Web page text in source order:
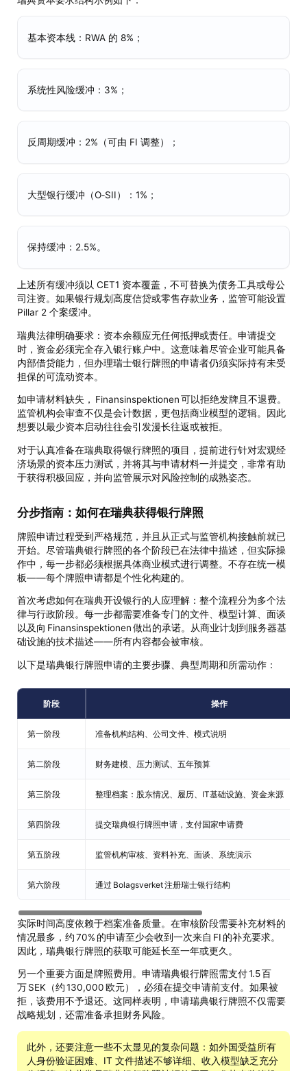
基本资本线：RWA 的 8%；
系统性风险缓冲：3%；
反周期缓冲：2%（可由 FI 调整）；
大型银行缓冲（O‑SII）：1%；
保持缓冲：2.5%。
上述所有缓冲须以 CET1 资本覆盖，不可替换为债务工具或母公
司注资。如果银行规划高度信贷或零售存款业务，监管可能设置
Pillar 2 个案缓冲。
瑞典法律明确要求：资本余额应无任何抵押或责任。申请提交
时，资金必须完全存入银行账户中。这意味着尽管企业可能具备
内部借贷能力，但办理瑞士银行牌照的申请者仍须实际持有未受
担保的可流动资本。
如申请材料缺失， Finansinspektionen 可以拒绝发牌且不退费。
监管机构会审查不仅是会计数据，更包括商业模型的逻辑。因此
想要以最少资本启动往往会引发漫长往返或被拒。
对于认真准备在瑞典取得银行牌照的项目，提前进行针对宏观经
济场景的资本压力测试，并将其与申请材料一并提交，非常有助
于获得积极回应，并向监管展示对风险控制的成熟姿态。
分步指南：如何在瑞典获得银行牌照
牌照申请过程受到严格规范，并且从正式与监管机构接触前就已
开始。尽管瑞典银行牌照的各个阶段已在法律中描述，但实际操
作中，每一步都必须根据具体商业模式进行调整。不存在统一模
板——每个牌照申请都是个性化构建的。
首次考虑如何在瑞典开设银行的人应理解：整个流程分为多个法
律与行政阶段。每一步都需要准备专门的文件、模型计算、面谈
以及向 Finansinspektionen 做出的承诺。从商业计划到服务器基
础设施的技术描述——所有内容都会被审核。
以下是瑞典银行牌照申请的主要步骤、典型周期和所需动作：
阶段 操作
第一阶段 准备机构结构、公司文件、模式说明
第二阶段 财务建模、压力测试、五年预算
第三阶段 整理档案：股东情况、履历、IT基础设施、资金来源
第四阶段 提交瑞典银行牌照申请，支付国家申请费
第五阶段 监管机构审核、资料补充、面谈、系统演示
第六阶段 通过 Bolagsverket 注册瑞士银行结构
实际时间高度依赖于档案准备质量。在审核阶段需要补充材料的
情况最多，约 70% 的申请至少会收到一次来自 FI 的补充要求。
因此，瑞典银行牌照的获取可能延长至一年或更久。
另一个重要方面是牌照费用。申请瑞典银行牌照需支付 1.5 百
万 SEK（约 130,000 欧元），必须在提交申请前支付。如果被
拒，该费用不予退还。这同样表明，申请瑞典银行牌照不仅需要
战略规划，还需准备承担财务风险。
此外，还要注意一些不太显见的复杂问题：如外国受益所有
人身份验证困难、IT 文件描述不够详细、收入模型缺乏充分